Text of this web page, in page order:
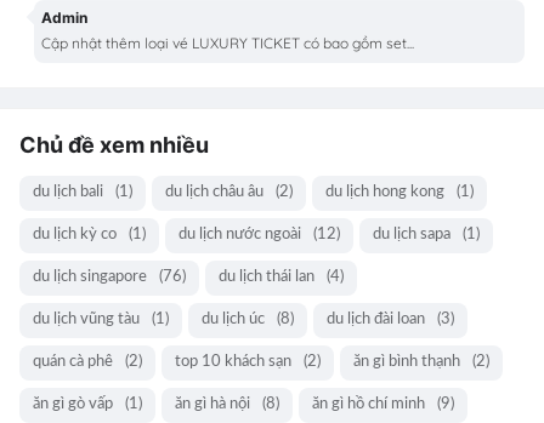
Admin
Cập nhật thêm loại vé LUXURY TICKET có bao gồm set...
Chủ đề xem nhiều
du lịch bali (1) du lịch châu âu (2) du lịch hong kong (1)
du lịch kỳ co (1) du lịch nước ngoài (12) du lịch sapa (1)
du lịch singapore (76) du lịch thái lan (4)
du lịch vũng tàu (1) du lịch úc (8) du lịch đài loan (3)
quán cà phê (2) top 10 khách sạn (2) ăn gì bình thạnh (2)
ăn gì gò vấp (1) ăn gì hà nội (8) ăn gì hồ chí minh (9)